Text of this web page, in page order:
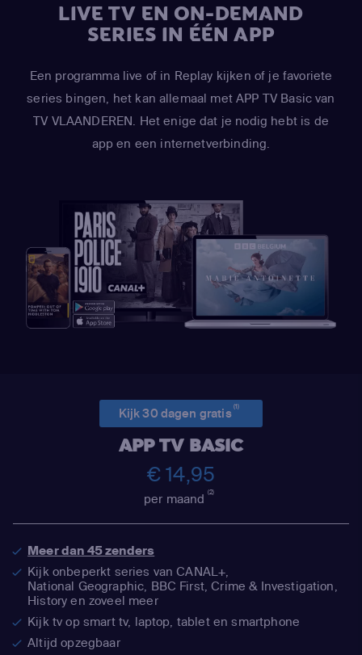
LIVE TV EN ON-DEMAND
SERIES IN ÉÉN APP
Een programma live of in Replay kijken of je favoriete
series bingen, het kan allemaal met APP TV Basic van
TV VLAANDEREN. Het enige dat je nodig hebt is de
app en een internetverbinding.
Kijk 30 dagen gratis(1)
APP TV BASIC
€ 14,95
per maand(2)
Meer dan 45 zenders
Kijk onbeperkt series van CANAL+,
National Geographic, BBC First, Crime & Investigation,
History en zoveel meer
Kijk tv op smart tv, laptop, tablet en smartphone
Altijd opzegbaar